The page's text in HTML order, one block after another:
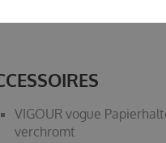
VIGOUR vogue
verchromt